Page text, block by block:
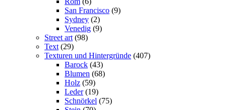
San Francisco (9)
Sydney (2)
Venedig (9)
Street art (98)
Text (29)
Texturen und Hintergründe (407)
Barock (43)
Blumen (68)
Holz (59)
Leder (19)
Schnörkel (75)